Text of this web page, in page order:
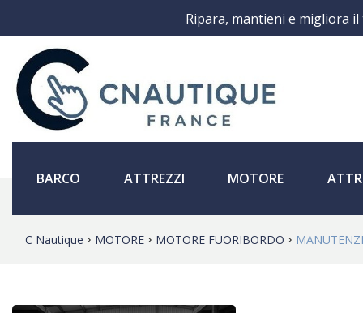
Ripara, mantieni e migliora
BARCO ATTREZZI MOTORE
C Nautique MOTORE MOTORE FUORIBORDO